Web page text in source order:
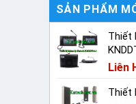
SẢN PHẨM
Thiết
Liên
Thiết